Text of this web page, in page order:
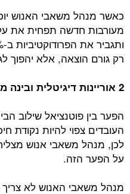
כאשר מנהל משאבי האנוש
רק גורם הוצאה, אלא יהפוך
2 אוריינות דיגיטלית ובינה מלאכותית:
הפער בין פוטנציאל שילוב
לכן, מנהל משאבי אנוש
על הפער הזה.
מנהל משאבי האנוש לא